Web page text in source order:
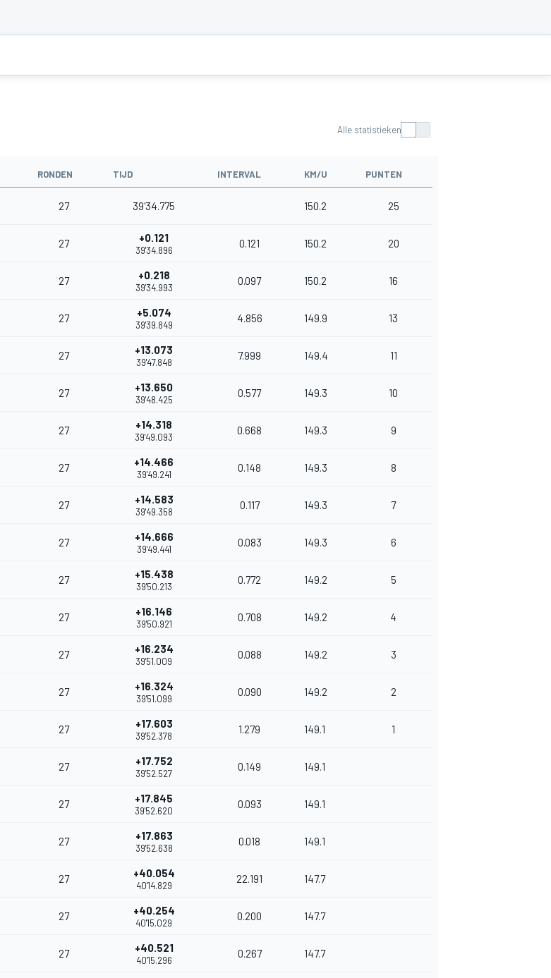
Alle statistieken
RONDEN TIJD INTERVAL KM/U PUNTEN
27 39'34.775 150.2 25
27 +0.121
39'34.896
0.121 150.2 20
27 +0.218
39'34.993
0.097 150.2 16
27 +5.074
39'39.849
4.856 149.9 13
27 +13.073
39'47.848
7.999 149.4 11
27 +13.650
39'48.425
0.577 149.3 10
27 +14.318
39'49.093
0.668 149.3 9
27 +14.466
39'49.241
0.148 149.3 8
27 +14.583
39'49.358
0.117 149.3 7
27 +14.666
39'49.441
0.083 149.3 6
27 +15.438
39'50.213
0.772 149.2 5
27 +16.146
39'50.921
0.708 149.2 4
27 +16.234
39'51.009
0.088 149.2 3
27 +16.324
39'51.099
0.090 149.2 2
27 +17.603
39'52.378
1.279 149.1 1
27 +17.752
39'52.527
0.149 149.1
27 +17.845
39'52.620
0.093 149.1
27 +17.863
39'52.638
0.018 149.1
27 +40.054
40'14.829
22.191 147.7
27 +40.254
40'15.029
0.200 147.7
27 +40.521
40'15.296
0.267 147.7